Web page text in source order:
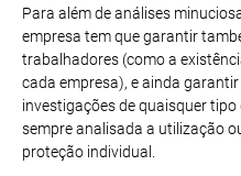
Para além de análises
empresa tem que garantir
trabalhadores (como a
cada empresa), e ainda
investigações de quaisquer
sempre analisada a utilização
proteção individual.